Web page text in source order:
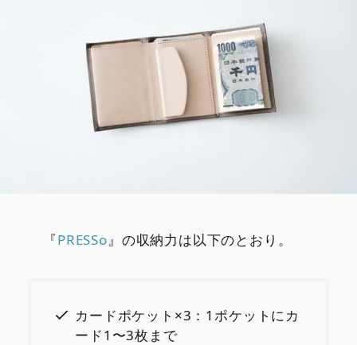
『PRESSo』の収納力は以下のとおり。
カードポケット×3：1ポケットにカ
ード1〜3枚まで